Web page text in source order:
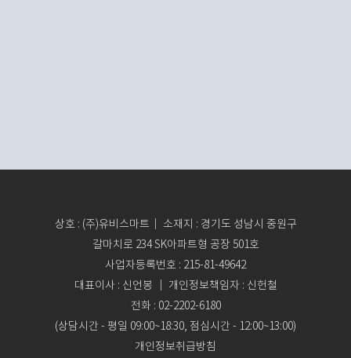
상호 : (주)유비스마트｜ 소재지 : 경기도 성남시 중원구
갈마치로 234 SK아파트형 공장 501호
사업자등록번호 : 215-81-49642
대표이사 : 신언봉 ｜ 개인정보책임자 : 신헌철
전화 : 02-2202-6180
(상담시간 - 평일 09:00~18:30, 점심시간 - 12:00~13:00)
개인정보취급방침